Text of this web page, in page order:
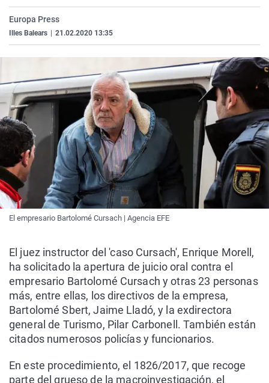
La rosa de los vientos
Caso
Operación Viuda
Extremadura
Navarra
País Vasco
Virales
Europa Press
Illes Balears 21.02.2020 13:35
El empresario Bartolomé Cursach | Agencia EFE
El juez instructor del 'caso Cursach', Enrique Morell,
ha solicitado la apertura de juicio oral contra el
empresario Bartolomé Cursach y otras 23 personas
más, entre ellas, los directivos de la empresa,
Bartolomé Sbert, Jaime Lladó, y la exdirectora
general de Turismo, Pilar Carbonell. También están
citados numerosos policías y funcionarios.
En este procedimiento, el 1826/2017, que recoge
parte del grueso de la macroinvestigación, el